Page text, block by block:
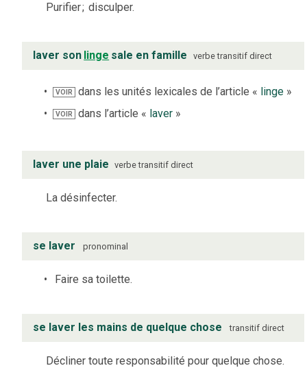
Purifier; disculper.
laver son linge sale en famille verbe transitif direct
VOIR dans les unités lexicales de l’article « linge »
VOIR dans l’article « laver »
laver une plaie verbe transitif direct
La désinfecter.
se laver pronominal
Faire sa toilette.
se laver les mains de quelque chose transitif direct
Décliner toute responsabilité pour quelque chose.